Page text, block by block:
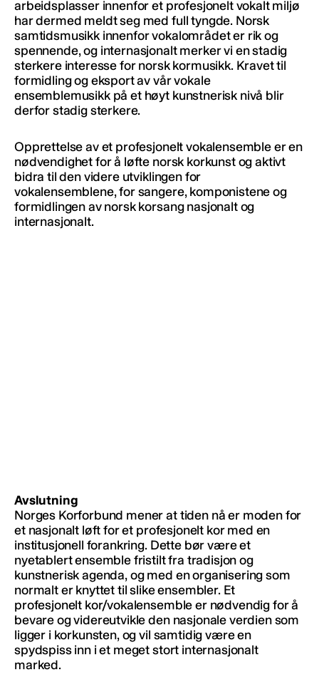
arbeidsplasser innenfor et profesjonelt vokalt miljø
har dermed meldt seg med full tyngde. Norsk
samtidsmusikk innenfor vokalområdet er rik og
spennende, og internasjonalt merker vi en stadig
sterkere interesse for norsk kormusikk. Kravet til
formidling og eksport av vår vokale
ensemblemusikk på et høyt kunstnerisk nivå blir
derfor stadig sterkere.
Opprettelse av et profesjonelt vokalensemble er en
nødvendighet for å løfte norsk korkunst og aktivt
bidra til den videre utviklingen for
vokalensemblene, for sangere, komponistene og
formidlingen av norsk korsang nasjonalt og
internasjonalt.
Avslutning
Norges Korforbund mener at tiden nå er moden for
et nasjonalt løft for et profesjonelt kor med en
institusjonell forankring. Dette bør være et
nyetablert ensemble fristilt fra tradisjon og
kunstnerisk agenda, og med en organisering som
normalt er knyttet til slike ensembler. Et
profesjonelt kor/vokalensemble er nødvendig for å
bevare og videreutvikle den nasjonale verdien som
ligger i korkunsten, og vil samtidig være en
spydspiss inn i et meget stort internasjonalt
marked.